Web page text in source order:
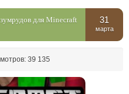
для Minecraft
31
марта
39 135